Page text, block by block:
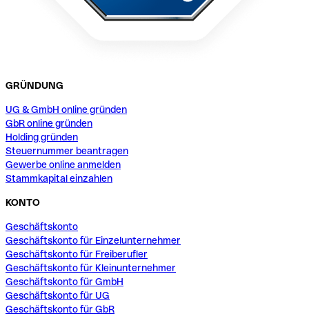
GRÜNDUNG
UG & GmbH online gründen
GbR online gründen
Holding gründen
Steuernummer beantragen
Gewerbe online anmelden
Stammkapital einzahlen
KONTO
Geschäftskonto
Geschäftskonto für Einzelunternehmer
Geschäftskonto für Freiberufler
Geschäftskonto für Kleinunternehmer
Geschäftskonto für GmbH
Geschäftskonto für UG
Geschäftskonto für GbR